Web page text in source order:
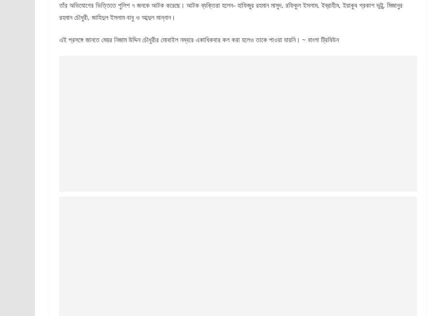
তাঁর অভিযোগের ভিত্তিতে পুলিশ ৭ জনকে আটক করেছে। আটক ব্যক্তিরা হলেন- হাফিজুর রহমান মাসুদ, রফিকুল ইসলাম, ইব্রাহীম, ইয়াকুব প্রকাশ ভুট্টু, মিজানুর
রহমান চৌধুরী, জাহিদুল ইসলাম বাবু ও আব্দুল মান্নান।
এই প্রসঙ্গে জানতে মেয়র নিজাম উদ্দিন চৌধুরীর মোবাইল নম্বরে একাধিকবার কল করা হলেও তাকে পাওয়া যায়নি। ~ বাংলা ট্রিবিউন